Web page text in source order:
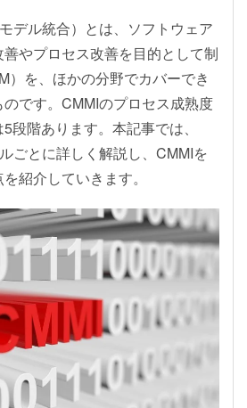
デル統合）とは、ソフトウェア
やプロセス改善を目的として制
）を、ほかの分野でカバーでき
です。CMMIのプロセス成熟度
段階あります。本記事では、
ごとに詳しく解説し、CMMIを
紹介していきます。